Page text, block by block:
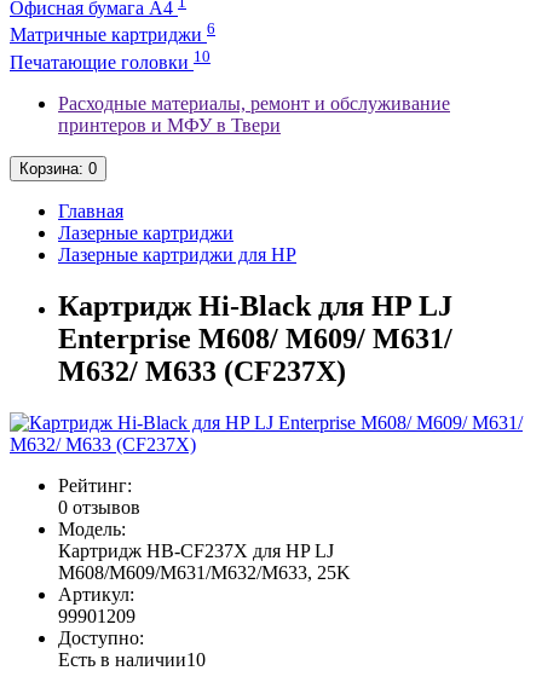
Офисная бумага А4
Матричные картриджи 6
Печатающие головки 10
Расходные материалы, ремонт и обслуживание
принтеров и МФУ в Твери
Корзина: 0
Главная
Лазерные картриджи
Лазерные картриджи для HP
Картридж Hi-Black для HP LJ
Enterprise M608/ M609/ M631/
M632/ M633 (CF237X)
Рейтинг:
0 отзывов
Модель:
Картридж HB-CF237X для HP LJ
M608/M609/M631/M632/M633, 25K
Артикул:
99901209
Доступно:
Есть в наличии10